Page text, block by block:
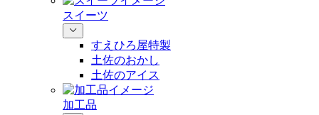
スイーツ
すえひろ屋特製
土佐のおかし
土佐のアイス
加工品